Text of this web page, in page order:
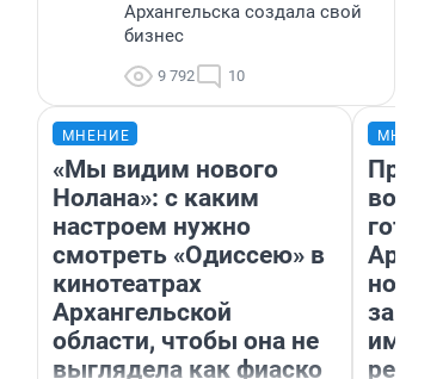
Архангельска создала свой
бизнес
9 792 10
МНЕНИЕ
«Мы видим нового
Нолана»: с каким
настроем нужно
смотреть «Одиссею» в
кинотеатрах
Архангельской
области, чтобы она не
выглядела как фиаско
закон